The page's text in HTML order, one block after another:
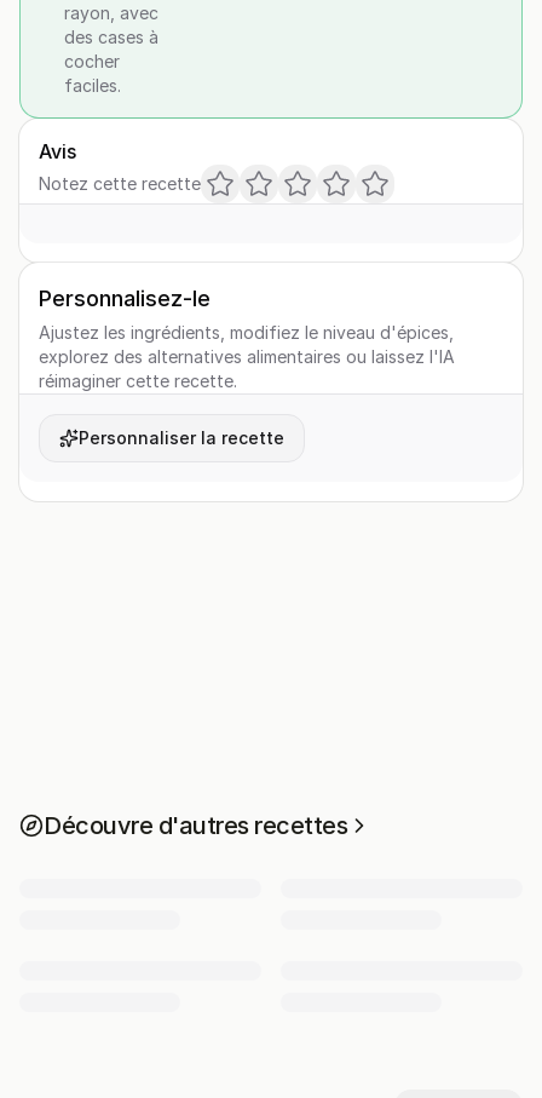
rayon, avec
des cases à
cocher
faciles.
Avis
Notez cette recette
Personnalisez-le
Ajustez les ingrédients, modifiez le niveau d'épices,
explorez des alternatives alimentaires ou laissez l'IA
réimaginer cette recette.
Personnaliser la recette
Découvre d'autres recettes